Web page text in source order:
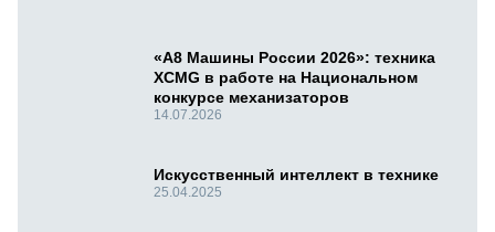
«А8 Машины России 2026»: техника
XCMG в работе на Национальном
конкурсе механизаторов
14.07.2026
Искусственный интеллект в технике
25.04.2025